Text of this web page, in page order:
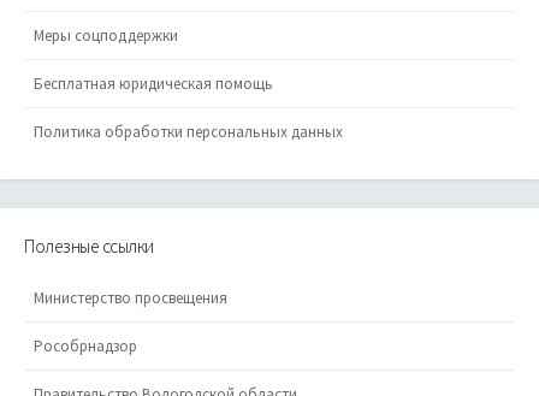
Меры соцподдержки
Бесплатная юридическая помощь
Политика обработки персональных данных
Полезные ссылки
Министерство просвещения
Рособрнадзор